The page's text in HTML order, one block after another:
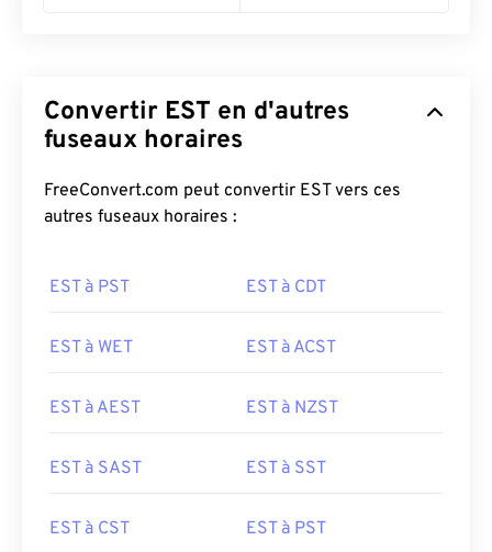
Convertir EST en d'autres
fuseaux horaires
FreeConvert.com peut convertir EST vers ces
autres fuseaux horaires :
EST à PST EST à CDT
EST à WET EST à ACST
EST à AEST EST à NZST
EST à SAST EST à SST
EST à CST EST à PST